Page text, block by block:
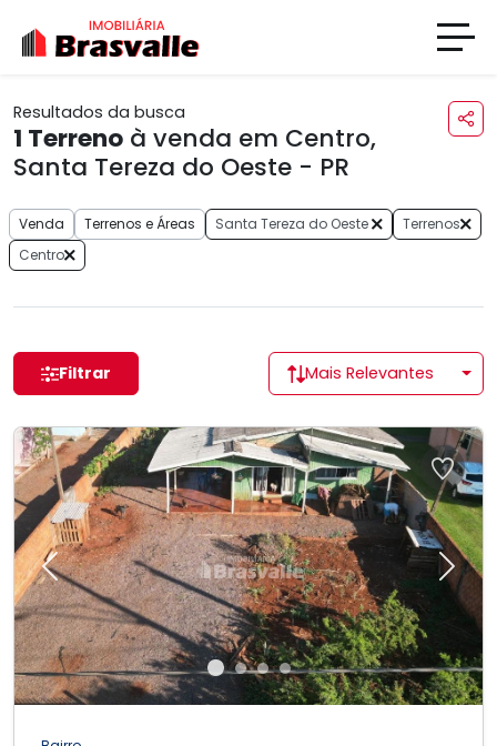
Resultados da busca
1 Terreno à venda em Centro,
Santa Tereza do Oeste - PR
Venda Terrenos e Áreas Santa Tereza do Oeste
Terrenos
Centro
Filtrar Mais Relevantes
Previous Next